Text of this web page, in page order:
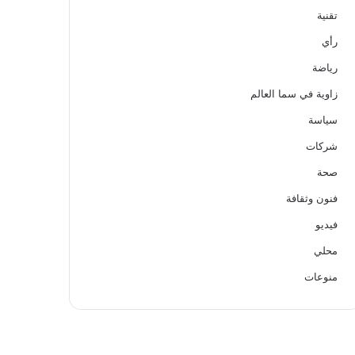
تقنية
رأي
رياضة
زاوية في سما العالم
سياسة
شركات
صحة
فنون وثقافة
فيديو
محلي
منوعات